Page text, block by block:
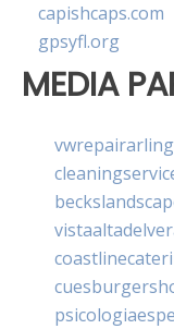
capishcaps.com
gpsyfl.org
MEDIA